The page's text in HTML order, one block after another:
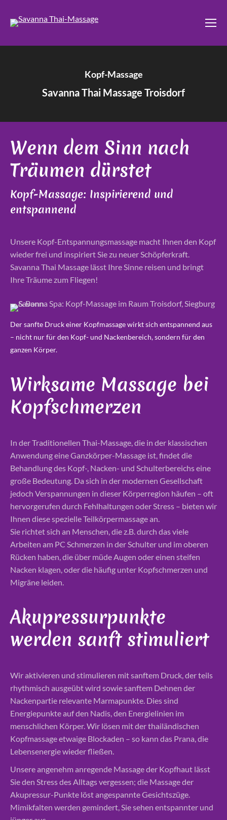
Kopf-Massage
Savanna Thai Massage Troisdorf
Wenn dem Sinn nach
Träumen dürstet
Kopf-Massage: Inspirierend und
entspannend
Unsere Kopf-Entspannungsmassage macht Ihnen den Kopf
wieder frei und inspiriert Sie zu neuer Schöpferkraft.
Savanna Thai Massage lässt Ihre Sinne reisen und bringt
Ihre Träume zum Fliegen!
Der sanfte Druck einer Kopfmassage wirkt sich entspannend aus
– nicht nur für den Kopf- und Nackenbereich, sondern für den
ganzen Körper.
Wirksame Massage bei
Kopfschmerzen
In der Traditionellen Thai-Massage, die in der klassischen
Anwendung eine Ganzkörper-Massage ist, findet die
Behandlung des Kopf-, Nacken- und Schulterbereichs eine
große Bedeutung. Da sich in der modernen Gesellschaft
jedoch Verspannungen in dieser Körperregion häufen – oft
hervorgerufen durch Fehlhaltungen oder Stress – bieten wir
Ihnen diese spezielle Teilkörpermassage an.
Sie richtet sich an Menschen, die z.B. durch das viele
Arbeiten am PC Schmerzen in der Schulter und im oberen
Rücken haben, die über müde Augen oder einen steifen
Nacken klagen, oder die häufig unter Kopfschmerzen und
Migräne leiden.
Akupressurpunkte
werden sanft stimuliert
Wir aktivieren und stimulieren mit sanftem Druck, der teils
rhythmisch ausgeübt wird sowie sanftem Dehnen der
Nackenpartie relevante Marmapunkte. Dies sind
Energiepunkte auf den Nadis, den Energielinien im
menschlichen Körper. Wir lösen mit der thailändischen
Kopfmassage etwaige Blockaden – so kann das Prana, die
Lebensenergie wieder fließen.
Unsere angenehm anregende Massage der Kopfhaut lässt
Sie den Stress des Alltags vergessen; die Massage der
Akupressur-Punkte löst angespannte Gesichtszüge.
Mimikfalten werden gemindert, Sie sehen entspannter und